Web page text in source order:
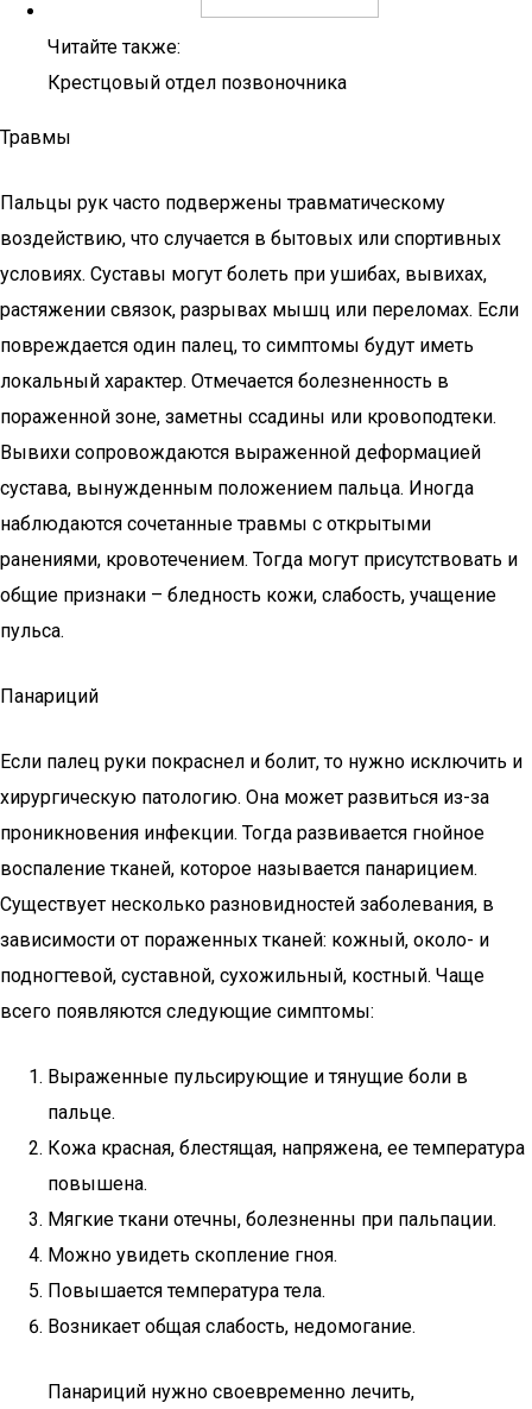
Читайте также:
Крестцовый отдел позвоночника
Травмы
Пальцы рук часто подвержены травматическому
воздействию, что случается в бытовых или спортивных
условиях. Суставы могут болеть при ушибах, вывихах,
растяжении связок, разрывах мышц или переломах. Если
повреждается один палец, то симптомы будут иметь
локальный характер. Отмечается болезненность в
пораженной зоне, заметны ссадины или кровоподтеки.
Вывихи сопровождаются выраженной деформацией
сустава, вынужденным положением пальца. Иногда
наблюдаются сочетанные травмы с открытыми
ранениями, кровотечением. Тогда могут присутствовать и
общие признаки – бледность кожи, слабость, учащение
пульса.
Панариций
Если палец руки покраснел и болит, то нужно исключить и
хирургическую патологию. Она может развиться из-за
проникновения инфекции. Тогда развивается гнойное
воспаление тканей, которое называется панарицием.
Существует несколько разновидностей заболевания, в
зависимости от пораженных тканей: кожный, около- и
подногтевой, суставной, сухожильный, костный. Чаще
всего появляются следующие симптомы:
Выраженные пульсирующие и тянущие боли в
пальце.
Кожа красная, блестящая, напряжена, ее температура
повышена.
Мягкие ткани отечны, болезненны при пальпации.
Можно увидеть скопление гноя.
Повышается температура тела.
Возникает общая слабость, недомогание.
Панариций нужно своевременно лечить,